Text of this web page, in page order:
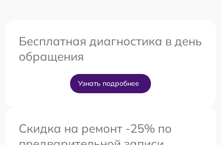
Бесплатная диагностика в день
обращения
Узнать подробнее
Скидка на ремонт -25% по